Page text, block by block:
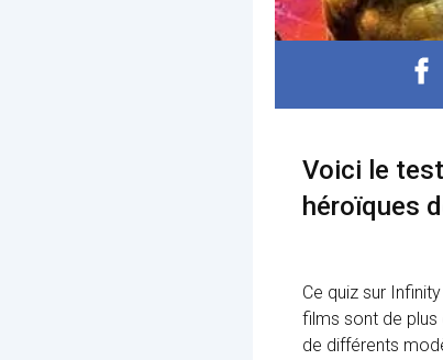
Voici le
héroïques
Ce quiz sur
films sont de plus
de différents